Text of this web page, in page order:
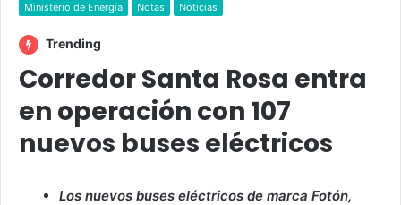
Ministerio de Energía Notas Noticias
Trending
Corredor Santa Rosa entra
en operación con 107
nuevos buses eléctricos
Los nuevos buses eléctricos de marca Fotón,